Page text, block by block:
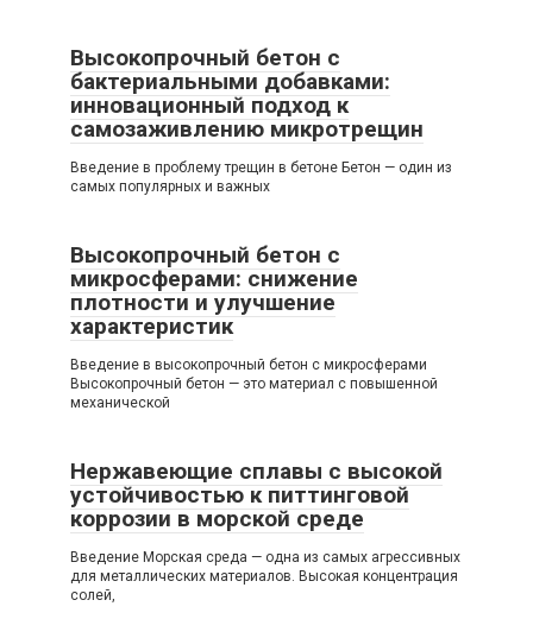
Высокопрочный бетон с
бактериальными добавками:
инновационный подход к
самозаживлению микротрещин
Введение в проблему трещин в бетоне Бетон — один из
самых популярных и важных
Высокопрочный бетон с
микросферами: снижение
плотности и улучшение
характеристик
Введение в высокопрочный бетон с микросферами
Высокопрочный бетон — это материал с повышенной
механической
Нержавеющие сплавы с высокой
устойчивостью к питтинговой
коррозии в морской среде
Введение Морская среда — одна из самых агрессивных
для металлических материалов. Высокая концентрация
солей,